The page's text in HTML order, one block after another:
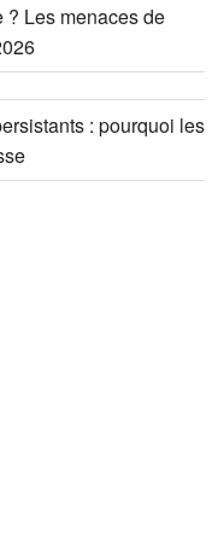
? Les menaces de
: pourquoi les